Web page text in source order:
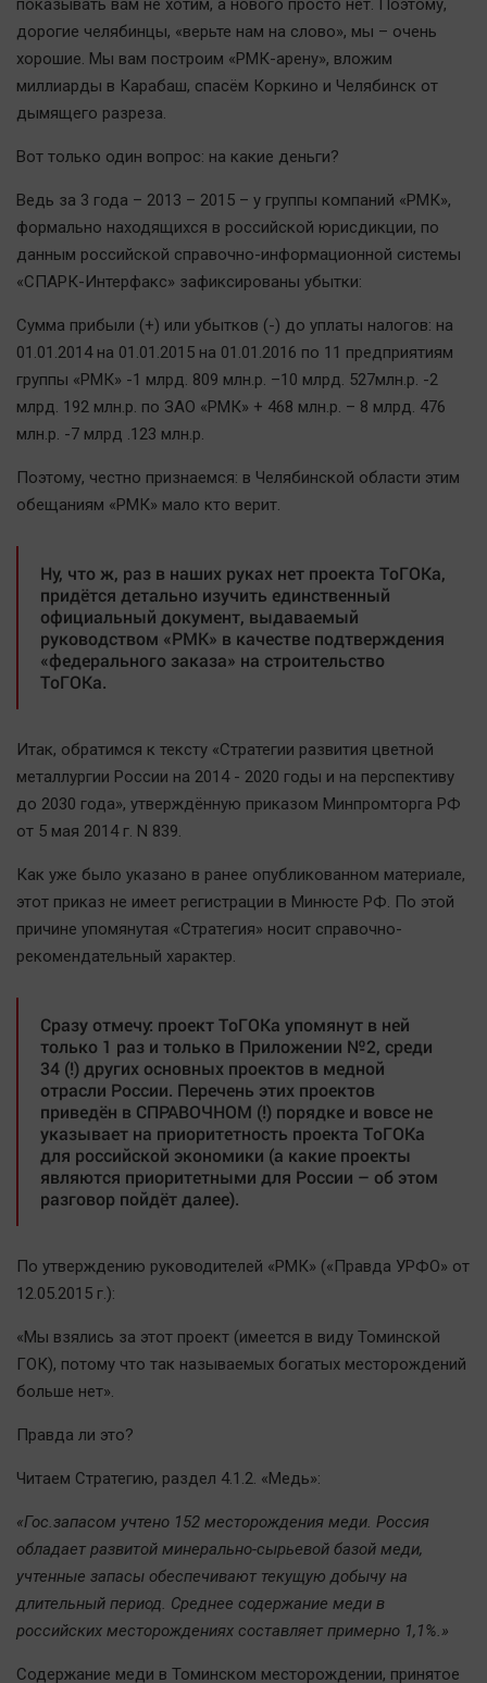
Спецпроект
Статистика
Челябинск космический
English version
Online-консультация
Актуальная тема
Афиша
Блогеркуль
Быстрый медиазавод
Вирус чтения
Дети
Качество жизни
Конкурс
Народная журналистика
Наука
Обсуждаем
Отдых
Персона
Последняя инстанция
Светская жизнь
Тенденции
Точка на карте
показывать вам не хотим, а нового просто нет. Поэтому,
дорогие челябинцы, «верьте нам на слово», мы – очень
хорошие. Мы вам построим «РМК-арену», вложим
миллиарды в Карабаш, спасём Коркино и Челябинск от
дымящего разреза.
Вот только один вопрос: на какие деньги?
Ведь за 3 года – 2013 – 2015 – у группы компаний «РМК»,
формально находящихся в российской юрисдикции, по
данным российской справочно-информационной системы
«СПАРК-Интерфакс» зафиксированы убытки:
Сумма прибыли (+) или убытков (-) до уплаты налогов: на
01.01.2014 на 01.01.2015 на 01.01.2016 по 11 предприятиям
группы «РМК» -1 млрд. 809 млн.р. –10 млрд. 527млн.р. -2
млрд. 192 млн.р. по ЗАО «РМК» + 468 млн.р. – 8 млрд. 476
млн.р. -7 млрд .123 млн.р.
Поэтому, честно признаемся: в Челябинской области этим
обещаниям «РМК» мало кто верит.
Ну, что ж, раз в наших руках нет проекта ТоГОКа,
придётся детально изучить единственный
официальный документ, выдаваемый
руководством «РМК» в качестве подтверждения
«федерального заказа» на строительство
ТоГОКа.
Итак, обратимся к тексту «Стратегии развития цветной
металлургии России на 2014 - 2020 годы и на перспективу
до 2030 года», утверждённую приказом Минпромторга РФ
от 5 мая 2014 г. N 839.
Как уже было указано в ранее опубликованном материале,
этот приказ не имеет регистрации в Минюсте РФ. По этой
причине упомянутая «Стратегия» носит справочно-
рекомендательный характер.
Сразу отмечу: проект ТоГОКа упомянут в ней
только 1 раз и только в Приложении №2, среди
34 (!) других основных проектов в медной
отрасли России. Перечень этих проектов
приведён в СПРАВОЧНОМ (!) порядке и вовсе не
указывает на приоритетность проекта ТоГОКа
для российской экономики (а какие проекты
являются приоритетными для России – об этом
разговор пойдёт далее).
По утверждению руководителей «РМК» («Правда УРФО» от
12.05.2015 г.):
«Мы взялись за этот проект (имеется в виду Томинской
ГОК), потому что так называемых богатых месторождений
больше нет».
Правда ли это?
Читаем Стратегию, раздел 4.1.2. «Медь»:
«Гос.запасом учтено 152 месторождения меди. Россия
обладает развитой минерально-сырьевой базой меди,
учтенные запасы обеспечивают текущую добычу на
длительный период. Среднее содержание меди в
российских месторождениях составляет примерно 1,1%.»
Содержание меди в Томинском месторождении, принятое